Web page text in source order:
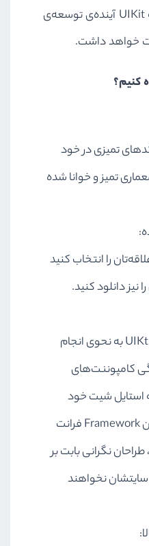
داده است. می‌توان گفت که UIKit آینده‌ی توسعه‌ی
خواهد داشت.
تمیزی در خود
تمیز و خوانا شده
را انتخاب کنید
طراحی تمامی جنبه‌های UIKt به نحوی انجام
کامپوننت‌های
استایل شیت خود
انتخاب کنند. به لطف این Framework فرانت
طراحان نگرانی بابت بر
نخواهند